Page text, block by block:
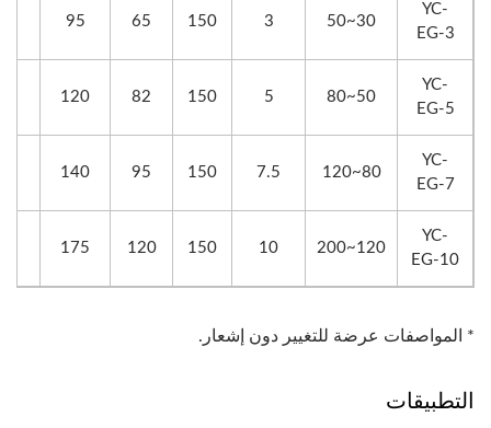
YC-
EG-3
30~50
3
150
65
95
YC-
EG-5
50~80
5
150
82
120
YC-
EG-7
80~120
7.5
150
95
140
YC-
EG-10
120~200
10
150
120
175
* المواصفات عرضة للتغيير دون إشعار.
التطبيقات